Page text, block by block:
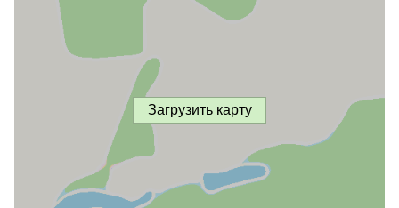
Загрузить карту